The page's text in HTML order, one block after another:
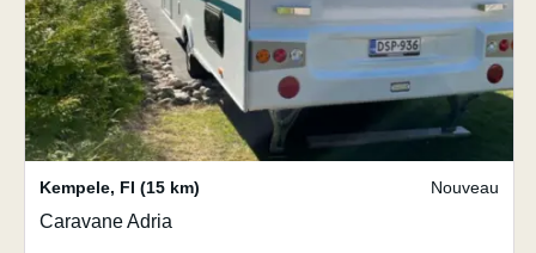
Kempele, FI (15 km) Nouveau
Caravane Adria